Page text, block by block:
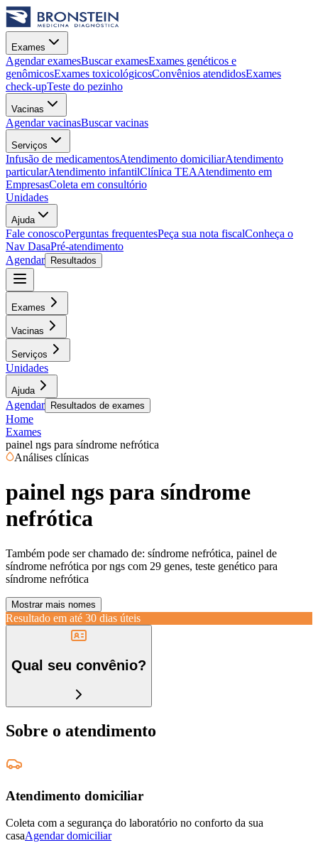
Exames
Agendar examesBuscar examesExames genéticos e
genômicosExames toxicológicosConvênios atendidosExames
check-upTeste do pezinho
Vacinas
Agendar vacinasBuscar vacinas
Serviços
Infusão de medicamentosAtendimento domiciliarAtendimento
particularAtendimento infantilClínica TEAAtendimento em
EmpresasColeta em consultório
Unidades
Ajuda
Fale conoscoPerguntas frequentesPeça sua nota fiscalConheça o
Nav DasaPré-atendimento
Agendar
Resultados
Exames
Vacinas
Serviços
Unidades
Ajuda
Agendar Resultados de exames
Home
Exames
painel ngs para síndrome nefrótica
Análises clínicas
painel ngs para síndrome
nefrótica
Também pode ser chamado de: síndrome nefrótica, painel de
síndrome nefrótica por ngs com 29 genes, teste genético para
síndrome nefrótica
Mostrar mais nomes
Resultado em até 30 dias úteis
Qual seu convênio?
Sobre o atendimento
Atendimento domiciliar
Coleta com a segurança do laboratório no conforto da sua
casaAgendar domiciliar